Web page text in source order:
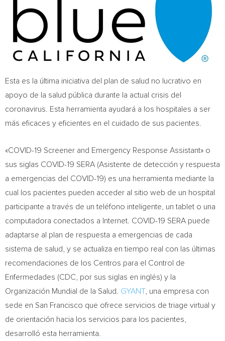
Esta es la última iniciativa del plan de salud no lucrativo en
apoyo de la salud pública durante la actual crisis del
coronavirus. Esta herramienta ayudará a los hospitales a ser
más eficaces y eficientes en el cuidado de sus pacientes.
«COVID-19 Screener and Emergency Response Assistant» o
sus siglas COVID-19 SERA (Asistente de detección y respuesta
a emergencias del COVID-19) es una herramienta mediante la
cual los pacientes pueden acceder al sitio web de un hospital
participante a través de un teléfono inteligente, un tablet o una
computadora conectados a Internet. COVID-19 SERA puede
adaptarse al plan de respuesta a emergencias de cada
sistema de salud, y se actualiza en tiempo real con las últimas
recomendaciones de los Centros para el Control de
Enfermedades (CDC, por sus siglas en inglés) y la
Organización Mundial de la Salud. GYANT, una empresa con
sede en San Francisco que ofrece servicios de triage virtual y
de orientación hacia los servicios para los pacientes,
desarrolló esta herramienta.